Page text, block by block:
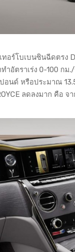
ทอร์โบเบนซินฉีดตรง
ำอัตราเร่ง 0-100 ก
อนด์ หรือประมาณ
ลดลงมาก คือ